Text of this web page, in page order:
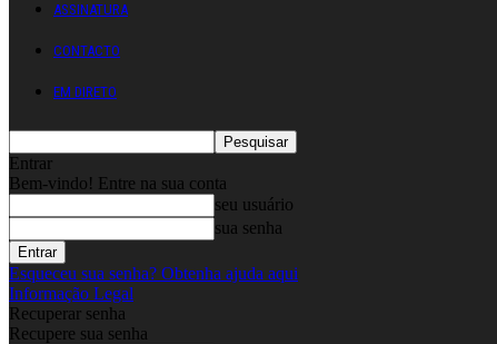
ASSINATURA
CONTACTO
EM DIRETO
Entrar
Bem-vindo! Entre na sua conta
seu usuário
sua senha
Esqueceu sua senha? Obtenha ajuda aqui
Informação Legal
Recuperar senha
Recupere sua senha